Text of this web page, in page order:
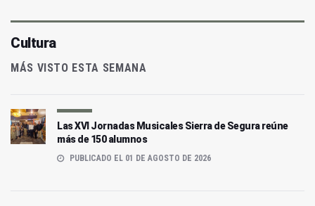
Cultura
MÁS VISTO ESTA SEMANA
Las XVI Jornadas Musicales Sierra de Segura reúne
más de 150 alumnos
PUBLICADO EL 01 DE AGOSTO DE 2026